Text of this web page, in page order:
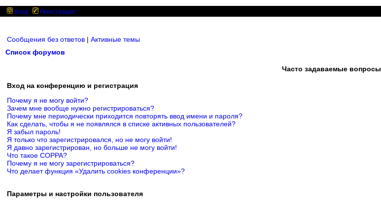
Вход Регистрация
Сообщения без ответов | Активные темы
Список форумов
Часто задаваемые вопросы
Вход на конференцию и регистрация
Почему я не могу войти?
Зачем мне вообще нужно регистрироваться?
Почему мне периодически приходится повторять ввод имени и пароля?
Как сделать, чтобы я не появлялся в списке активных пользователей?
Я забыл пароль!
Я только что зарегистрировался, но не могу войти!
Я давно зарегистрирован, но больше не могу войти!
Что такое COPPA?
Почему я не могу зарегистрироваться?
Что делает функция «Удалить cookies конференции»?
Параметры и настройки пользователя